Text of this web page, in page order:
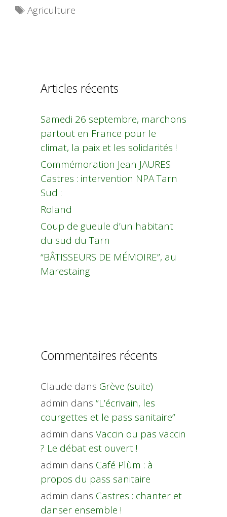
Étiquettes
Agriculture
Articles récents
Samedi 26 septembre, marchons
partout en France pour le
climat, la paix et les solidarités !
Commémoration Jean JAURES
Castres : intervention NPA Tarn
Sud :
Roland
Coup de gueule d’un habitant
du sud du Tarn
“BÂTISSEURS DE MÉMOIRE”, au
Marestaing
Commentaires récents
Claude dans Grève (suite)
admin dans “L’écrivain, les
courgettes et le pass sanitaire”
admin dans Vaccin ou pas vaccin
? Le débat est ouvert !
admin dans Café Plùm : à
propos du pass sanitaire
admin dans Castres : chanter et
danser ensemble !